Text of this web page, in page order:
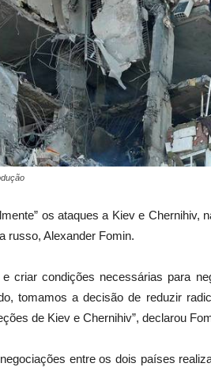
os ataques a Kiev e Chernihiv,
russo, Alexander Fomin.
criar condições necessárias para
tomamos a decisão de reduzir
de Kiev e Chernihiv”, declarou
entre os dois países